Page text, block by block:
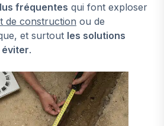
fréquentes qui font exploser
de construction ou de
et surtout les solutions
.